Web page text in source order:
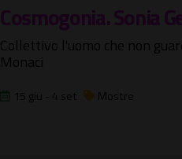
Cosmogonia. Sonia
Collettivo l'uomo che non
Monaci
15 giu - 4 set Mostre